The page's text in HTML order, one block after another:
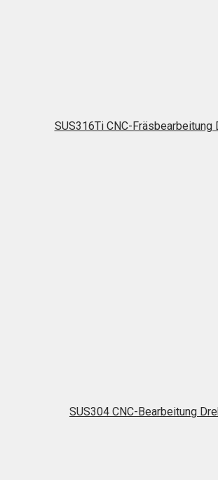
SUS316Ti CNC-Fräsbearbeitung
SUS304 CNC-Bearbeitung